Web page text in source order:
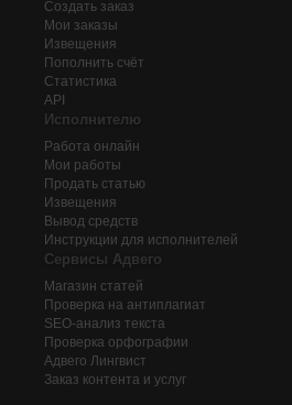
Создать заказ
Мои заказы
Извещения
Пополнить счёт
Статистика
API
Исполнителю
Работа онлайн
Мои работы
Продать статью
Извещения
Вывод средств
Инструкции для исполнителей
Сервисы Адвего
Магазин статей
Проверка на антиплагиат
SEO-анализ текста
Проверка орфографии
Адвего Лингвист
Заказ контента и услуг